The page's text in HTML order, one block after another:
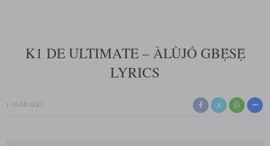
K1 DE ULTIMATE – ÀLÙJÓ GBẸ́SẸ̀
LYRICS
1 YEAR AGO